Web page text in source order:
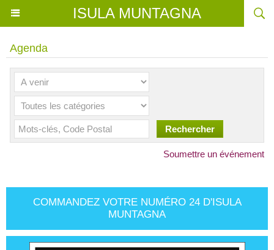
ISULA MUNTAGNA
Agenda
Soumettre un événement
COMMANDEZ VOTRE NUMÉRO 24 D'ISULA
MUNTAGNA